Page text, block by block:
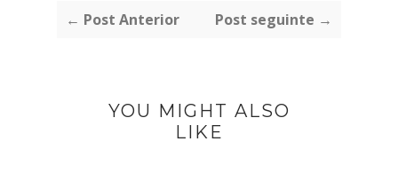
← Post Anterior Post seguinte →
YOU MIGHT ALSO
LIKE